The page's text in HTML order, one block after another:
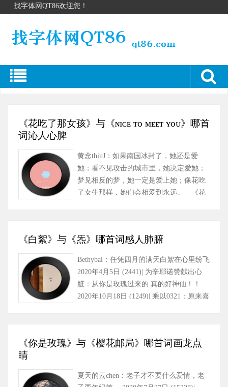
找字体网QT86欢迎您！
《花吃了那女孩》与《ɴɪᴄᴇ ᴛᴏ ᴍᴇᴇᴛ ʏᴏᴜ》哪首
词沁人心脾
黄念thinJ：如果南国冰封了，她还是爱
她；看不见攻击的城市里，她决定爱她；
梦见相反的梦，她一定是爱上她；像花吃
了女生那样，她们会相爱到永远。—《花
《白絮》与《炁》哪首词感人肺腑
Bethybai：任凭四月的满天白絮在心里纷飞
2020年4月5日 (2441)| 为辛耶诺赞献出心
脏：从你是玫瑰过来的 真的好神仙！！
2020年10月18日 (1249)| 乘以0321：原来喜
《你是玫瑰》与《樱花邮局》哪首词画龙点
睛
夏天的云chen：老子才不要什么爱情，老